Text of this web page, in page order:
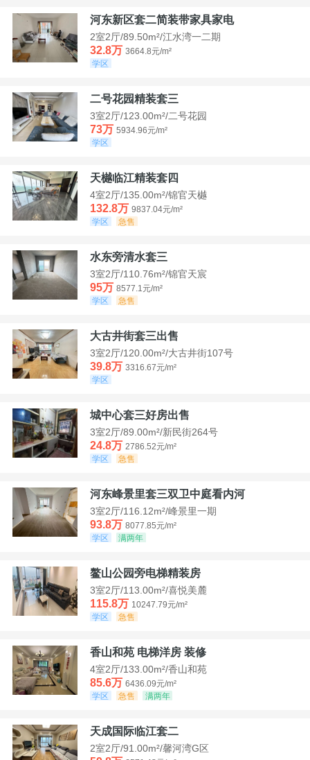
河东新区套二简装带家具家电
2室2厅/89.50m²/江水湾一二期
32.8万 3664.8元/m²
学区
二号花园精装套三
3室2厅/123.00m²/二号花园
73万 5934.96元/m²
学区
天樾临江精装套四
4室2厅/135.00m²/锦官天樾
132.8万 9837.04元/m²
学区
急售
水东旁清水套三
3室2厅/110.76m²/锦官天宸
95万 8577.1元/m²
学区
急售
大古井街套三出售
3室2厅/120.00m²/大古井街107号
39.8万 3316.67元/m²
学区
城中心套三好房出售
3室2厅/89.00m²/新民街264号
24.8万 2786.52元/m²
学区
急售
河东峰景里套三双卫中庭看内河
3室2厅/116.12m²/峰景里一期
93.8万 8077.85元/m²
学区
满两年
鳌山公园旁电梯精装房
3室2厅/113.00m²/喜悦美麓
115.8万 10247.79元/m²
学区
急售
香山和苑 电梯洋房 装修
4室2厅/133.00m²/香山和苑
85.6万 6436.09元/m²
学区
急售 满两年
天成国际临江套二
2室2厅/91.00m²/馨河湾G区